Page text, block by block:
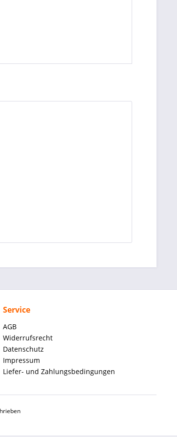
Service
AGB
Widerrufsrecht
Datenschutz
Impressum
Liefer- und Zahlungsbedingungen